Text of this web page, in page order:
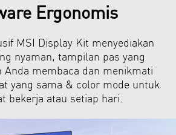
Ergonomis
MSI Display Kit menyediakan
nyaman, tampilan pas yang
Anda membaca dan menikmati
yang sama & color mode untuk
bekerja atau setiap hari.